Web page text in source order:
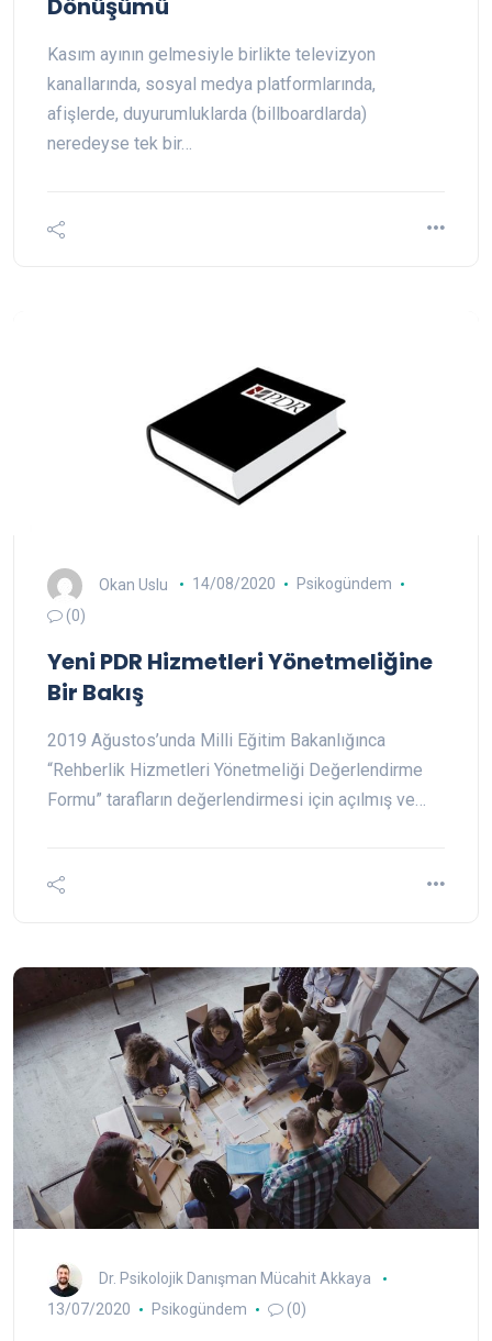
Dönüşümü
Kasım ayının gelmesiyle birlikte televizyon
kanallarında, sosyal medya platformlarında,
afişlerde, duyurumluklarda (billboardlarda)
neredeyse tek bir…
Okan Uslu 14/08/2020
Psikogündem
(0)
Yeni PDR Hizmetleri Yönetmeliğine
Bir Bakış
2019 Ağustos’unda Milli Eğitim Bakanlığınca
“Rehberlik Hizmetleri Yönetmeliği Değerlendirme
Formu” tarafların değerlendirmesi için açılmış ve…
Dr. Psikolojik Danışman Mücahit Akkaya
13/07/2020
Psikogündem (0)